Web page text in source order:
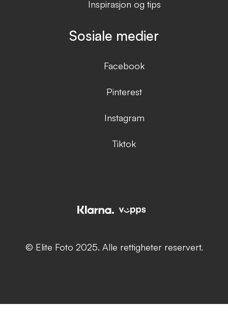
Inspirasjon og tips
Sosiale medier
Facebook
Pinterest
Instagram
Tiktok
© Elite Foto 2025. Alle rettigheter reservert.